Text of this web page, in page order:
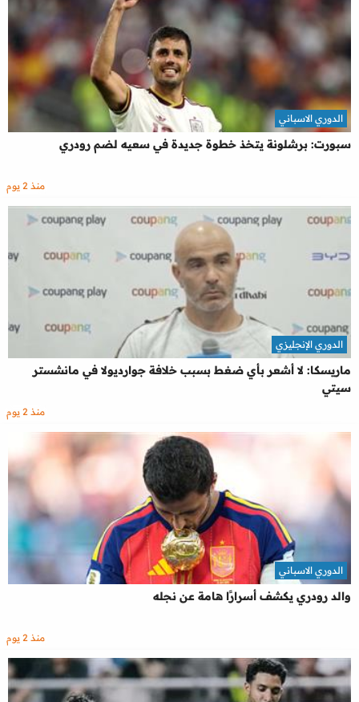
سبورت: برشلونة يتخذ خطوة جديدة في سعيه لضم رودري
الدوري الاسباني
منذ 2 يوم
ماريسكا: لا أشعر بأي ضغط بسبب خلافة جوارديولا في مانشستر
سيتي
الدوري الإنجليزي
منذ 2 يوم
والد رودري يكشف أسرارًا هامة عن نجله
الدوري الاسباني
منذ 2 يوم